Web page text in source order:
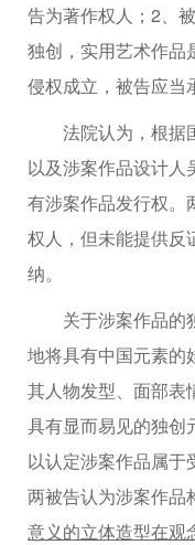
告为著作权人；2、
独创，实用艺术作品
侵权成立，被告应当
法院认为，根据国
以及涉案作品设计人
有涉案作品发行权。
权人，但未能提供反
纳。
关于涉案作品的
地将具有中国元素的
其人物发型、面部表
具有显而易见的独创
以认定涉案作品属于
两被告认为涉案作品
意义的立体造型在观